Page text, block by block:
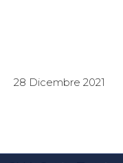
28 Dicembre 2021